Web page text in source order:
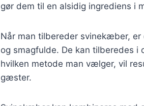
gør dem til en alsidig ingrediens i
Når man tilbereder svinekæber,
og smagfulde. De kan tilberedes i
hvilken metode man vælger, vil
gæster.